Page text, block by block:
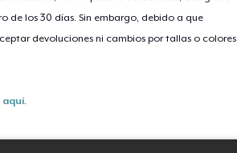
de los 30 días. Sin embargo, debido a que
devoluciones ni cambios por tallas o colores
aquí.